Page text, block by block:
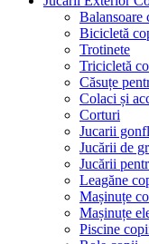
Balansoare
Bicicletă
Trotinete
Tricicletă
Căsuțe
Colaci și
Corturi
Jucarii
Jucării de
Jucării
Leagăne
Mașinuțe
Mașinuțe
Piscine